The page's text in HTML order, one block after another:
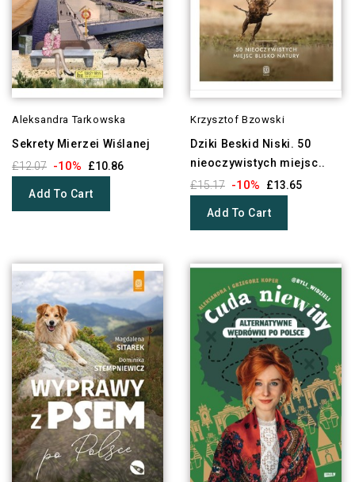
Aleksandra Tarkowska
Sekrety Mierzei Wiślanej
£12.07 -10% £10.86
Add To Cart
Krzysztof Bzowski
Dziki Beskid Niski. 50
nieoczywistych miejsc..
£15.17 -10% £13.65
Add To Cart